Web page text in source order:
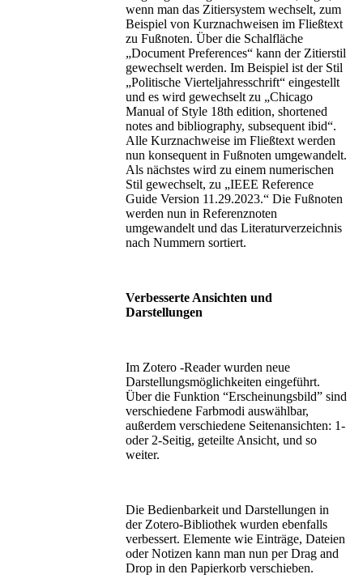
wenn man das Zitiersystem wechselt, zum
Beispiel von Kurznachweisen im Fließtext
zu Fußnoten. Über die Schalfläche
„Document Preferences“ kann der Zitierstil
gewechselt werden. Im Beispiel ist der Stil
„Politische Vierteljahresschrift“ eingestellt
und es wird gewechselt zu „Chicago
Manual of Style 18th edition, shortened
notes and bibliography, subsequent ibid“.
Alle Kurznachweise im Fließtext werden
nun konsequent in Fußnoten umgewandelt.
Als nächstes wird zu einem numerischen
Stil gewechselt, zu „IEEE Reference
Guide Version 11.29.2023.“ Die Fußnoten
werden nun in Referenznoten
umgewandelt und das Literaturverzeichnis
nach Nummern sortiert.
Verbesserte Ansichten und
Darstellungen
Im Zotero -Reader wurden neue
Darstellungsmöglichkeiten eingeführt.
Über die Funktion “Erscheinungsbild” sind
verschiedene Farbmodi auswählbar,
außerdem verschiedene Seitenansichten: 1-
oder 2-Seitig, geteilte Ansicht, und so
weiter.
Die Bedienbarkeit und Darstellungen in
der Zotero-Bibliothek wurden ebenfalls
verbessert. Elemente wie Einträge, Dateien
oder Notizen kann man nun per Drag and
Drop in den Papierkorb verschieben.